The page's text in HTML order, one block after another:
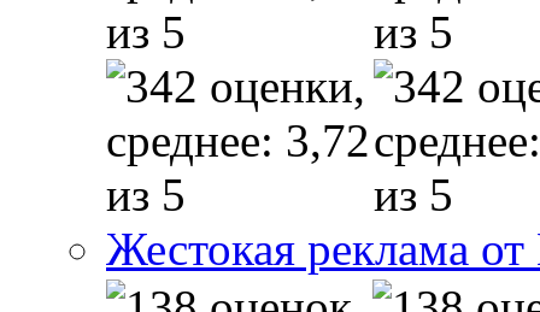
Жестокая реклама